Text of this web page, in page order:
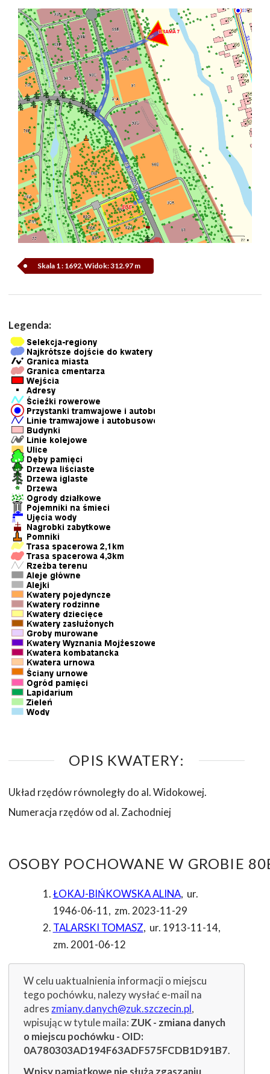
Skala 1 : 1692, Widok: 312.97 m
Legenda:
OPIS KWATERY:
Układ rzędów równoległy do al. Widokowej.
Numeracja rzędów od al. Zachodniej
OSOBY POCHOWANE W GROBIE
ŁOKAJ-BIŃKOWSKA ALINA, ur.
1946-06-11, zm. 2023-11-29
TALARSKI TOMASZ, ur. 1913-11-14,
zm. 2001-06-12
W celu uaktualnienia informacji o miejscu
tego pochówku, nalezy wysłać e-mail na
adres zmiany.danych@zuk.szczecin.pl,
wpisując w tytule maila: ZUK - zmiana danych
o miejscu pochówku - OID:
0A780303AD194F63ADF575FCDB1D91B7.